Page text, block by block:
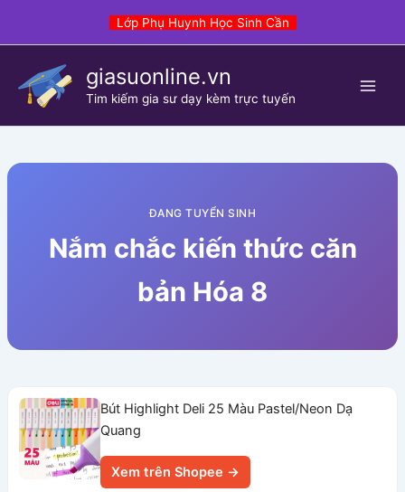
Lớp Phụ Huynh Học Sinh Cần
giasuonline.vn
Tim kiếm gia sư dạy kèm trực tuyến
ĐANG TUYỂN SINH
Nắm chắc kiến thức căn
bản Hóa 8
Bút Highlight Deli 25 Màu Pastel/Neon Dạ
Quang
Xem trên Shopee →